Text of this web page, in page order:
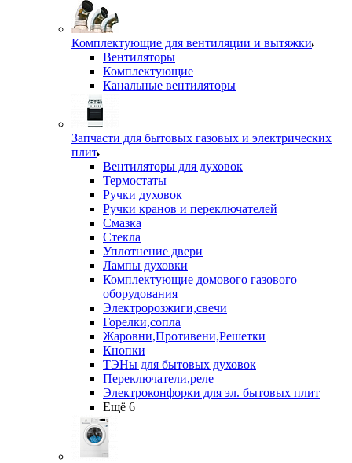
Комплектующие для вентиляции и вытяжки
Вентиляторы
Комплектующие
Канальные вентиляторы
Запчасти для бытовых газовых и электрических
плит
Вентиляторы для духовок
Термостаты
Ручки духовок
Ручки кранов и переключателей
Смазка
Стекла
Уплотнение двери
Лампы духовки
Комплектующие домового газового
оборудования
Электророзжиги,свечи
Горелки,сопла
Жаровни,Противени,Решетки
Кнопки
ТЭНы для бытовых духовок
Переключатели,реле
Электроконфорки для эл. бытовых плит
Ещё 6